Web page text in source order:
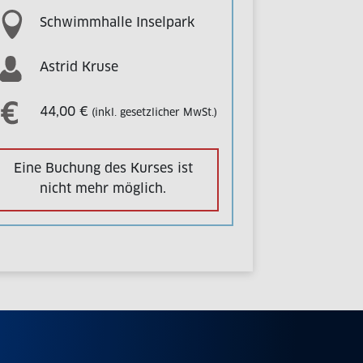
Schwimmhalle Inselpark
Astrid Kruse
44,00 € (inkl. gesetzlicher MwSt.)
Eine Buchung des Kurses ist
nicht mehr möglich.